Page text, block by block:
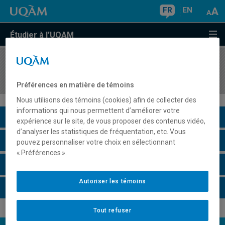
FR EN
Étudier à l'UQAM
COURS//
Description du cours
Horaire - Été 2026
Préférences en matière de témoins
Nous utilisons des témoins (cookies) afin de collecter des
informations qui nous permettent d’améliorer votre
expérience sur le site, de vous proposer des contenus vidéo,
d’analyser les statistiques de fréquentation, etc. Vous
pouvez personnaliser votre choix en sélectionnant
« Préférences ».
Tout refuser
Autoriser les témoins